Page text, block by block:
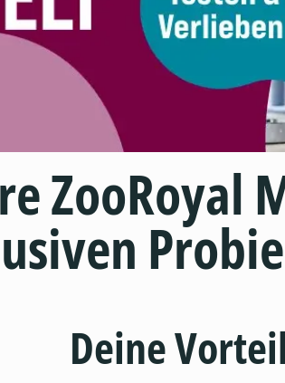
ZooRoyal
Deine